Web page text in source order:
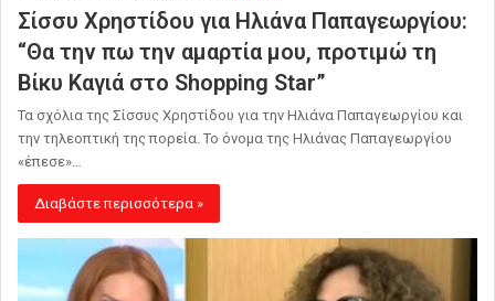
Σίσσυ Χρηστίδου για Ηλιάνα Παπαγεωργίου:
“Θα την πω την αμαρτία μου, προτιμώ τη
Βίκυ Καγιά στο Shopping Star”
Τα σχόλια της Σίσσυς Χρηστίδου για την Ηλιάνα Παπαγεωργίου και
την τηλεοπτική της πορεία. Το όνομα της Ηλιάνας Παπαγεωργίου
«έπεσε»…
Διαβάστε περισσότερα »